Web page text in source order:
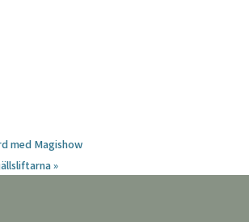
med Magishow
»